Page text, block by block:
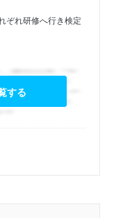
ぞれ研修へ行き検定
する